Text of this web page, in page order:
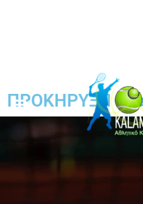
ΠΡΟΚΗΡΥΞΗ